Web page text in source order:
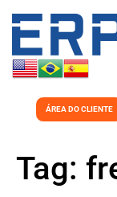
ÁREA DO CLIENTE
Tag: